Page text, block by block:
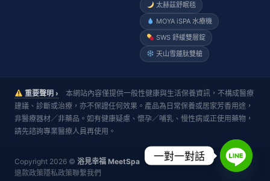
太赫茲舒眠毯
MOYA iSPA 水療機
SWS 舒緩雙層錠
天山雪蓮肽雙艙
重要聲明 › 本網站內容僅提供一般性健康與生活保養資訊，不構成醫療
建議、診斷或治療，亦不保證任何效果。產品為日常保養或居家芳香用途，
非醫療器材／非藥品。如有健康疑慮、懷孕／哺乳、慢性病或正使用藥物，
請先諮詢專業醫療人員再使用。
Copyright 2026 © 浴見幸福 MeetSpa
退款政策隱私政策聯繫我們
一對一對話